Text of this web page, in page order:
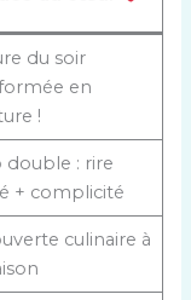
du soir
en
!
double : rire
+ complicité
culinaire à